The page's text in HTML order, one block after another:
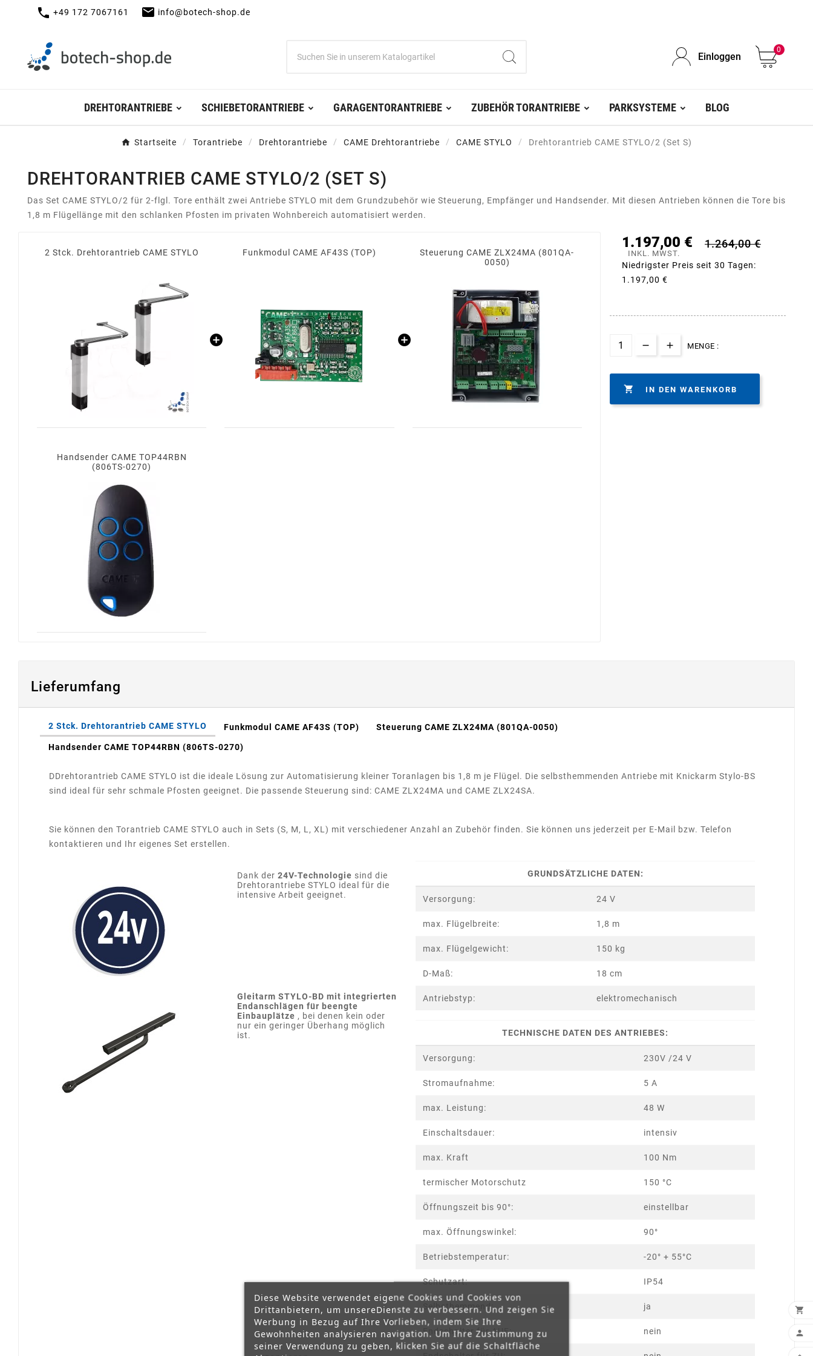
call +49 172 7067161 mail info@botech-shop.de
Einloggen
0
DREHTORANTRIEBE SCHIEBETORANTRIEBE GARAGENTORANTRIEBE ZUBEHÖR TORANTRIEBE PARKSYSTEME BLOG
Startseite Torantriebe Drehtorantriebe CAME Drehtorantriebe CAME STYLO Drehtorantrieb CAME STYLO/2 (Set S)
DREHTORANTRIEB CAME STYLO/2 (SET S)
Das Set CAME STYLO/2 für 2-flgl. Tore enthält zwei Antriebe STYLO mit dem Grundzubehör wie Steuerung, Empfänger und Handsender. Mit diesen Antrieben können die Tore bis
1,8 m Flügellänge mit den schlanken Pfosten im privaten Wohnbereich automatisiert werden.
2 Stck. Drehtorantrieb CAME STYLO Funkmodul CAME AF43S (TOP)
Steuerung CAME ZLX24MA (801QA-
0050)
Handsender CAME TOP44RBN
(806TS-0270)
1.197,00 € 1.264,00 €
INKL. MWST.
Niedrigster Preis seit 30 Tagen:
1.197,00 €
MENGE :
 IN DEN WARENKORB
Lieferumfang
2 Stck. Drehtorantrieb CAME STYLO Funkmodul CAME AF43S (TOP) Steuerung CAME ZLX24MA (801QA-0050)
Handsender CAME TOP44RBN (806TS-0270)
DDrehtorantrieb CAME STYLO ist die ideale Lösung zur Automatisierung kleiner Toranlagen bis 1,8 m je Flügel. Die selbsthemmenden Antriebe mit Knickarm Stylo-BS
sind ideal für sehr schmale Pfosten geeignet. Die passende Steuerung sind: CAME ZLX24MA und CAME ZLX24SA.
Sie können den Torantrieb CAME STYLO auch in Sets (S, M, L, XL) mit verschiedener Anzahl an Zubehör finden. Sie können uns jederzeit per E-Mail bzw. Telefon
kontaktieren und Ihr eigenes Set erstellen.
Dank der 24V-Technologie sind die
Drehtorantriebe STYLO ideal für die
intensive Arbeit geeignet.
Gleitarm STYLO-BD mit integrierten
Endanschlägen für beengte
Einbauplätze , bei denen kein oder
nur ein geringer Überhang möglich
ist.
GRUNDSÄTZLICHE DATEN:
Versorgung: 24 V
max. Flügelbreite: 1,8 m
max. Flügelgewicht: 150 kg
D-Maß: 18 cm
Antriebstyp: elektromechanisch
TECHNISCHE DATEN DES ANTRIEBES:
Versorgung: 230V /24 V
Stromaufnahme: 5 A
max. Leistung: 48 W
Einschaltsdauer: intensiv
max. Kraft 100 Nm
termischer Motorschutz 150 °C
Öffnungszeit bis 90°: einstellbar
max. Öffnungswinkel: 90°
Betriebstemperatur: -20° + 55°C
Schutzart: IP54
Selbsthemmend: ja
Endschalter für AUF: nein
Diese Website verwendet eigene Cookies und Cookies von
Drittanbietern, um unsereDienste zu verbessern. Und zeigen Sie
Werbung in Bezug auf Ihre Vorlieben, indem Sie Ihre
Gewohnheiten analysieren navigation. Um Ihre Zustimmung zu
seiner Verwendung zu geben, klicken Sie auf die Schaltfläche

